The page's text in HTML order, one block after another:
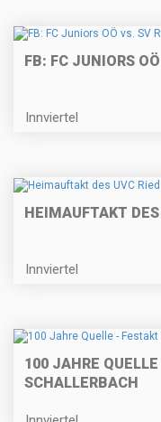
FB: FC JUNIORS
Innviertel
HEIMAUFTAKT
Innviertel
100 JAHRE
SCHALLERBACH